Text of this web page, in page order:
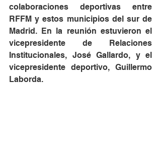
colaboraciones deportivas entre
RFFM y estos municipios del sur de
Madrid. En la reunión estuvieron el
vicepresidente de Relaciones
Institucionales, José Gallardo, y el
vicepresidente deportivo, Guillermo
Laborda.